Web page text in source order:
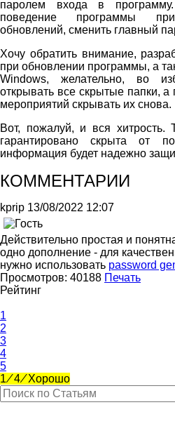
паролем входа в
поведение программы
обновлений, сменить главный
Хочу обратить внимание,
при обновлении программы, а
Windows, желательно, во
открывать все скрытые папки,
мероприятий скрывать их снова.
Вот, пожалуй, и вся хитрость.
гарантировано скрыта от
информация будет надежно
КОММЕНТАРИИ
kprip 13/08/2022 12:07
Действительно простая и
одно дополнение - для
нужно использовать password
Просмотров: 40188 Печать
Рейтинг
1
2
3
4
5
1⁄4⁄Хорошо